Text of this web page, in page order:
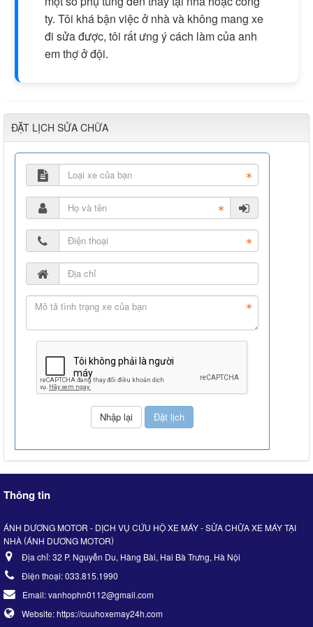
ty. Tôi khá bận việc ở nhà và không mang xe
đi sửa được, tôi rất ưng ý cách làm của anh
em thợ ở đội.
ĐẶT LỊCH SỬA CHỮA
Thông tin
ÁNH DƯƠNG MOTOR - DỊCH VỤ CỨU HỘ XE MÁY - SỬA CHỮA XE MÁY TẠI
NHÀ (ÁNH DƯƠNG MOTOR)
Địa chỉ:32 P. Nguyễn Du, Hàng Bài, Hai Bà Trưng, Hà Nội
Điện thoại:033.815.1990
Email:vanhophn0112@gmail.com
Website:https://cuuhoxemay24h.com